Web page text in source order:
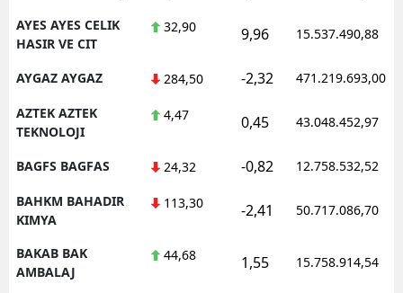
AYES AYES CELIK
HASIR VE CIT
32,90 9,96 15.537.490,88
AYGAZ AYGAZ 284,50 -2,32 471.219.693,00
AZTEK AZTEK
TEKNOLOJI
4,47 0,45 43.048.452,97
BAGFS BAGFAS 24,32 -0,82 12.758.532,52
BAHKM BAHADIR
KIMYA
113,30 -2,41 50.717.086,70
BAKAB BAK
AMBALAJ
44,68 1,55 15.758.914,54